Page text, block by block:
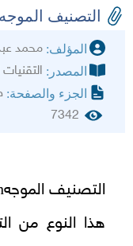
التصنيف الموجه Supervised Classification
المؤلف: محمد
المصدر:
الجزء والصفحة: ص
7342
التصنيف الموجه
هذا النوع من